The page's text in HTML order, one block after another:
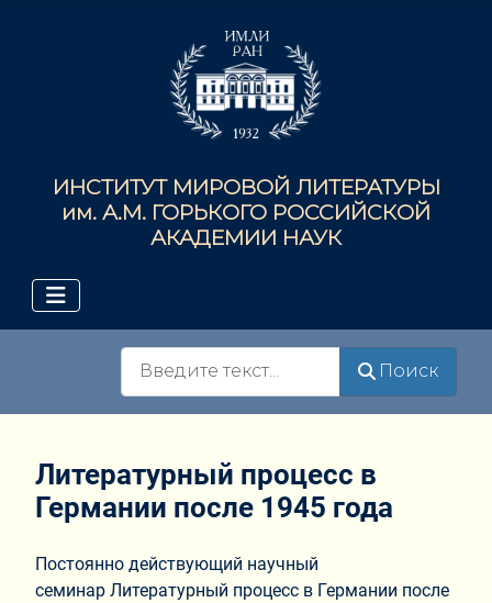
ИНСТИТУТ МИРОВОЙ ЛИТЕРАТУРЫ
им. А.М. ГОРЬКОГО РОССИЙСКОЙ
АКАДЕМИИ НАУК
Поиск
Литературный процесс в
Германии после 1945 года
Постоянно действующий научный
семинар Литературный процесс в Германии после